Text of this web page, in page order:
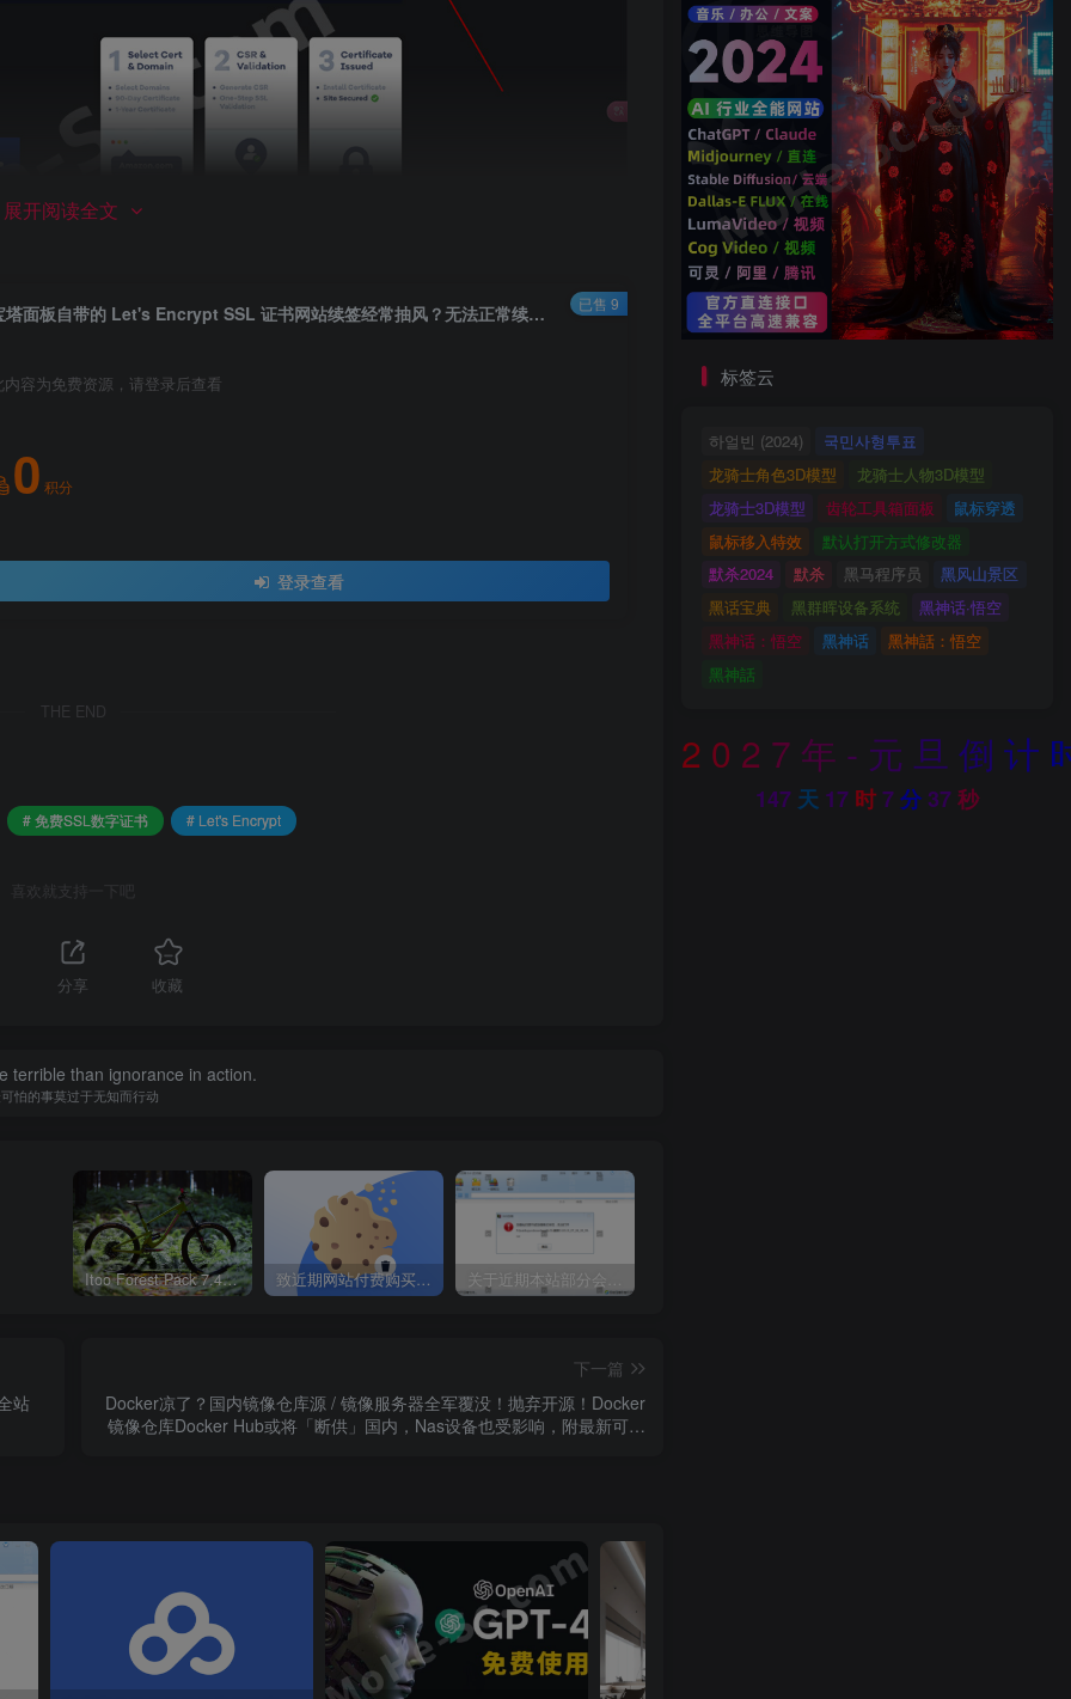
展开阅读全文
宝塔面板自带的 Let's Encrypt SSL 证书网站续签经常抽风？无法正常续签？试试 ZeroSSL - 免费SSL数字证书加密和保护您的网站数据
内容为免费资源，请登录后查看
0 积分
登录查看
已售 9
THE END
# 免费SSL数字证书 # Let's Encrypt
喜欢就支持一下吧
分享 收藏
terrible than ignorance in action.
怕的事莫过于无知而行动
Itoo Forest Pack 7.4.20 森林插件 For 3DSMAX 2014 ~ 2023 汉化永久版 致近期网站付费购买资源及会员用户后，网页显示依然没有购买解决方法！ 关于近期本站部分会员反馈解压文件解压到一半失败出错的说明
站
下一篇
Docker凉了？国内镜像仓库源 / 镜像服务器全军覆没！抛弃开源！Docker
镜像仓库Docker Hub或将「断供」国内，Nas设备也受影响，附最新可用
标签云
하얼빈 (2024)
국민사형투표
龙骑士角色3D模型
龙骑士人物3D模型
龙骑士3D模型
齿轮工具箱面板
鼠标穿透
鼠标移入特效
默认打开方式修改器
默杀2024
默杀 黑马程序员
黑风山景区
黑话宝典
黑群晖设备系统
黑神话·悟空
黑神话：悟空
黑神话
黑神話：悟空
黑神話
2 0 2 7 年 - 元 旦 倒 计
147 天 17 时7分 36秒